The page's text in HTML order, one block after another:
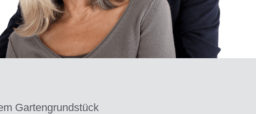
Gartengrundstück